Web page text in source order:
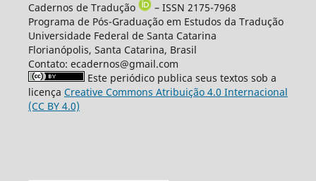
Cadernos de Tradução
– ISSN 2175-7968
Programa de Pós-Graduação em Estudos da Tradução
Universidade Federal de Santa Catarina
Florianópolis, Santa Catarina, Brasil
Contato: ecadernos@gmail.com
Este periódico publica seus textos sob a
licença Creative Commons Atribuição 4.0 Internacional
(CC BY 4.0)